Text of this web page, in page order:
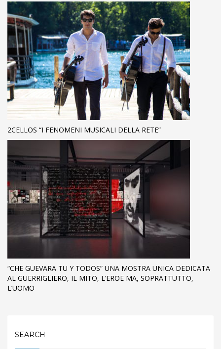
2CELLOS “I FENOMENI MUSICALI DELLA RETE”
“CHE GUEVARA TU Y TODOS” UNA MOSTRA UNICA DEDICATA
AL GUERRIGLIERO, IL MITO, L’EROE MA, SOPRATTUTTO,
L’UOMO
SEARCH